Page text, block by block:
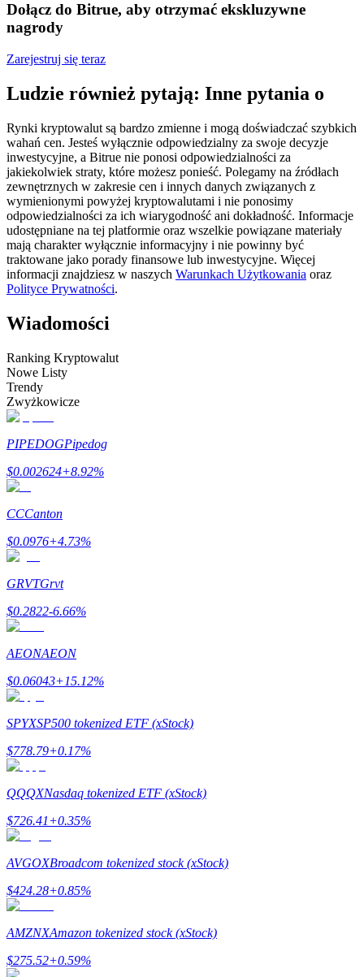
Kopiowanie Transakcji
Zostań traderem kopiującym
transakcji
Analiza Big Data, w tym informacje handlowe itp.
Przewodnik
Przewodnik dla początkujących dotyczący kontraktów futures
Strategie handlowe
Dowiedz się, jak zachować rentowność
Dołącz do Bitrue, aby otrzymać ekskluzywne
nagrody
Zarejestruj się teraz
Ludzie również pytają: Inne pytania o
Rynki kryptowalut są bardzo zmienne i mogą doświadczać szybkich
wahań cen. Jesteś wyłącznie odpowiedzialny za swoje decyzje
inwestycyjne, a Bitrue nie ponosi odpowiedzialności za
jakiekolwiek straty, które możesz ponieść. Polegamy na źródłach
zewnętrznych w zakresie cen i innych danych związanych z
wymienionymi powyżej kryptowalutami i nie ponosimy
odpowiedzialności za ich wiarygodność ani dokładność. Informacje
udostępniane na tej platformie oraz wszelkie powiązane materiały
mają charakter wyłącznie informacyjny i nie powinny być
traktowane jako porady finansowe lub inwestycyjne. Więcej
informacji znajdziesz w naszych Warunkach Użytkowania oraz
Polityce Prywatności.
Wiadomości
Ranking Kryptowalut
Nowe Listy
Trendy
Zwyżkowicze
PIPEDOGPipedog
$0.002624+8.92%
CCCanton
$0.0976+4.73%
GRVTGrvt
$0.2822-6.66%
AEONAEON
$0.06043+15.12%
SPYXSP500 tokenized ETF (xStock)
$778.79+0.17%
QQQXNasdaq tokenized ETF (xStock)
$726.41+0.35%
AVGOXBroadcom tokenized stock (xStock)
$424.28+0.85%
AMZNXAmazon tokenized stock (xStock)
$275.52+0.59%